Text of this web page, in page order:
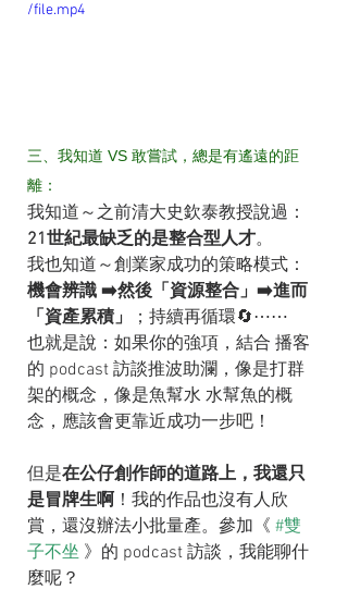
/file.mp4
三、我知道 VS 敢嘗試，總是有遙遠的距
離：
我知道～之前清大史欽泰教授說過：
21世紀最缺乏的是整合型人才。
我也知道～創業家成功的策略模式：
機會辨識 ➡️然後「資源整合」➡️進而
「資產累積」
；持續再循環🔄⋯⋯
也就是說：如果你的強項，結合 播客
的 podcast 訪談推波助瀾，像是打群
架的概念，像是魚幫水 水幫魚的概
念，應該會更靠近成功一步吧！
但是在公仔創作師的道路上，我還只
是冒牌生啊 ！我的作品也沒有人欣
賞，還沒辦法小批量產。參加《 #雙
子不坐 》的 podcast 訪談，我能聊什
麼呢？